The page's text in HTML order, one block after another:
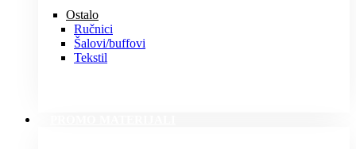
Ostalo
Ručnici
Šalovi/buffovi
Tekstil